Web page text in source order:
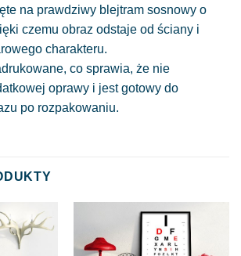
na prawdziwy blejtram sosnowy o
czemu obraz odstaje od ściany i
charakteru.
co sprawia, że nie
oprawy i jest gotowy do
po rozpakowaniu.